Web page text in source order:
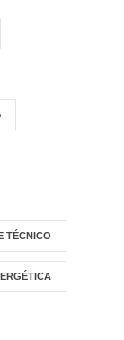
TÉCNICO